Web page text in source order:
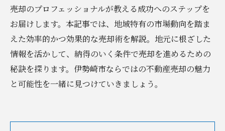
売却のプロフェッショナルが教える成功へのステップを
お届けします。本記事では、地域特有の市場動向を踏ま
えた効率的かつ効果的な売却術を解説。地元に根ざした
情報を活かして、納得のいく条件で売却を進めるための
秘訣を探ります。伊勢崎市ならではの不動産売却の魅力
と可能性を一緒に見つけていきましょう。